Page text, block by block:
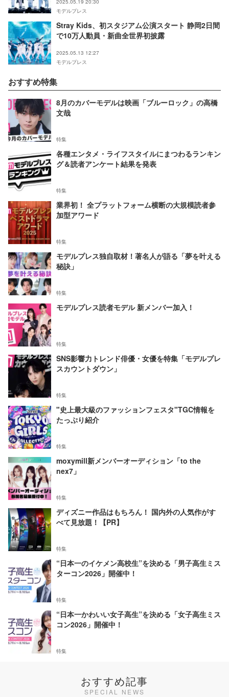
2025.05.19 20:30
モデルプレス
Stray Kids、初スタジアム公演スタート 静岡2日間
で10万人動員・新曲全世界初披露
2025.05.13 12:27
モデルプレス
おすすめ特集
8月のカバーモデルは映画「ブルーロック」の高橋
文哉
特集
各種エンタメ・ライフスタイルにまつわるランキン
グ＆読者アンケート結果を発表
特集
業界初！ 全プラットフォーム横断の大規模読者参
加型アワード
特集
モデルプレス独自取材！著名人が語る「夢を叶える
秘訣」
特集
モデルプレス読者モデル 新メンバー加入！
特集
SNS影響力トレンド俳優・女優を特集「モデルプレ
スカウントダウン」
特集
"史上最大級のファッションフェスタ"TGC情報を
たっぷり紹介
特集
moxymill新メンバーオーディション「to the
nex7」
特集
ディズニー作品はもちろん！ 国内外の人気作がす
べて見放題！【PR】
特集
“日本一のイケメン高校生”を決める「男子高生ミス
ターコン2026」開催中！
特集
“日本一かわいい女子高生”を決める「女子高生ミス
コン2026」開催中！
特集
おすすめ記事
SPECIAL NEWS